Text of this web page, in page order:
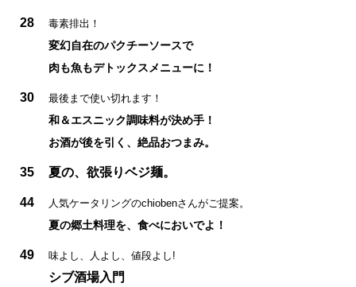
28 毒素排出！
変幻自在のパクチーソースで
肉も魚もデトックスメニューに！
30 最後まで使い切れます！
和＆エスニック調味料が決め手！
お酒が後を引く、絶品おつまみ。
35 夏の、欲張りベジ麺。
44 人気ケータリングのchiobenさんがご提案。
夏の郷土料理を、食べにおいでよ！
49 味よし、人よし、値段よし!
シブ酒場入門